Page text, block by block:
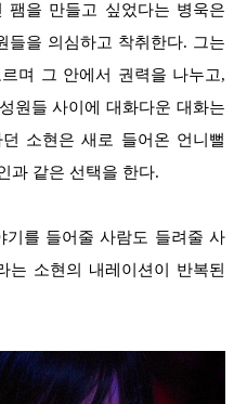
팸을 만들고 싶었다는 병욱은
들을 의심하고 착취한다. 그는
며 그 안에서 권력을 나누고,
원들 사이에 대화다운 대화는
소현은 새로 들어온 언니뻘
과 같은 선택을 한다.
기를 들어줄 사람도 들려줄 사
는 소현의 내레이션이 반복된